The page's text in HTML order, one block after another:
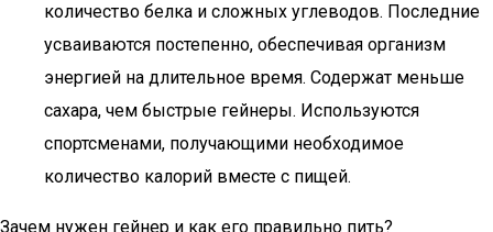
количество белка и сложных углеводов. Последние
усваиваются постепенно, обеспечивая организм
энергией на длительное время. Содержат меньше
сахара, чем быстрые гейнеры. Используются
спортсменами, получающими необходимое
количество калорий вместе с пищей.
Зачем нужен гейнер и как его правильно пить?